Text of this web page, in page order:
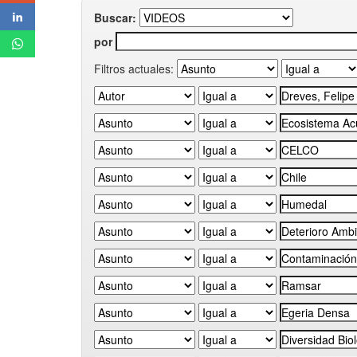
Buscar:
por
Filtros actuales: